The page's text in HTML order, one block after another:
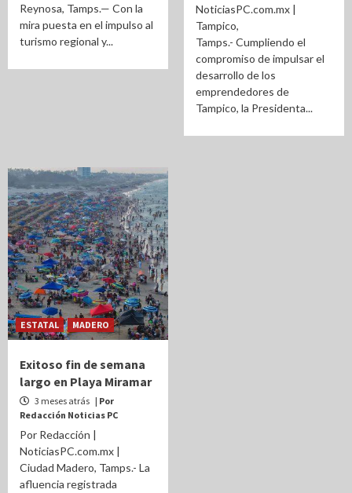
Reynosa, Tamps.— Con la
mira puesta en el impulso al
turismo regional y...
NoticiasPC.com.mx |
Tampico,
Tamps.- Cumpliendo el
compromiso de impulsar el
desarrollo de los
emprendedores de
Tampico, la Presidenta...
ESTATAL MADERO
Exitoso fin de semana
largo en Playa Miramar
3 meses atrás | Por
Redacción Noticias PC
Por Redacción |
NoticiasPC.com.mx |
Ciudad Madero, Tamps.- La
afluencia registrada